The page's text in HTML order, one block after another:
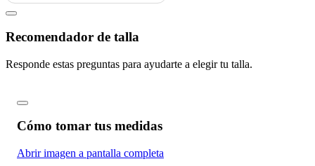
Recomendador de talla
Responde estas preguntas para ayudarte a elegir tu talla.
Cómo tomar tus medidas
Abrir imagen a pantalla completa